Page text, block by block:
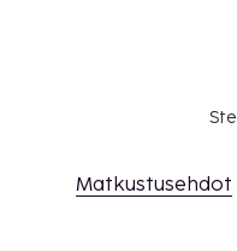
toivottaa
Matkustusehdot